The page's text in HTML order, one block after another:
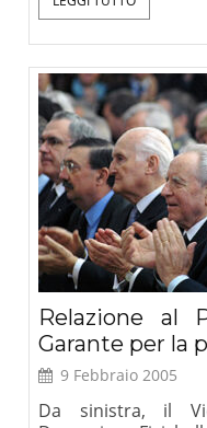
Relazione al
Garante per la
9 Febbraio 2005
Da sinistra, il